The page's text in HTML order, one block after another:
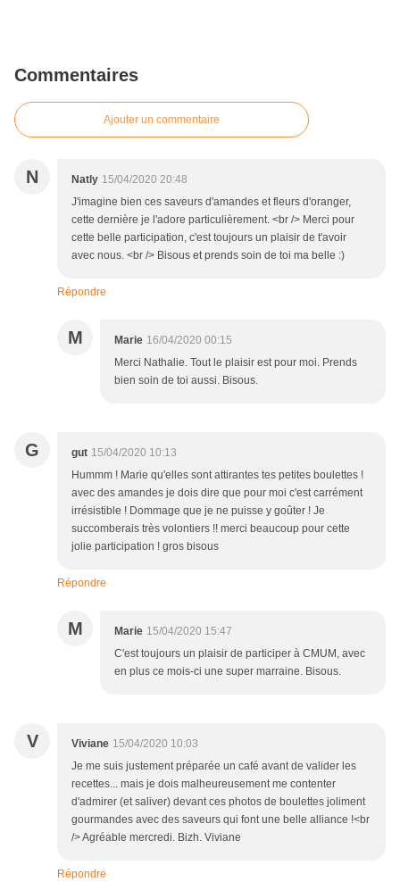
Commentaires
Ajouter un commentaire
N Natly 15/04/2020 20:48
J'imagine bien ces saveurs d'amandes et fleurs d'oranger,
cette dernière je l'adore particulièrement. <br /> Merci pour
cette belle participation, c'est toujours un plaisir de t'avoir
avec nous. <br /> Bisous et prends soin de toi ma belle :)
Répondre
M Marie 16/04/2020 00:15
Merci Nathalie. Tout le plaisir est pour moi. Prends
bien soin de toi aussi. Bisous.
G gut 15/04/2020 10:13
Hummm ! Marie qu'elles sont attirantes tes petites boulettes !
avec des amandes je dois dire que pour moi c'est carrément
irrésistible ! Dommage que je ne puisse y goûter ! Je
succomberais très volontiers !! merci beaucoup pour cette
jolie participation ! gros bisous
Répondre
M Marie 15/04/2020 15:47
C'est toujours un plaisir de participer à CMUM, avec
en plus ce mois-ci une super marraine. Bisous.
V Viviane 15/04/2020 10:03
Je me suis justement préparée un café avant de valider les
recettes... mais je dois malheureusement me contenter
d'admirer (et saliver) devant ces photos de boulettes joliment
gourmandes avec des saveurs qui font une belle alliance !<br
/> Agréable mercredi. Bizh. Viviane
Répondre